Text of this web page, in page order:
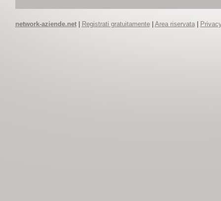
network-aziende.net| Registrati gratuitamente| Area riservata|